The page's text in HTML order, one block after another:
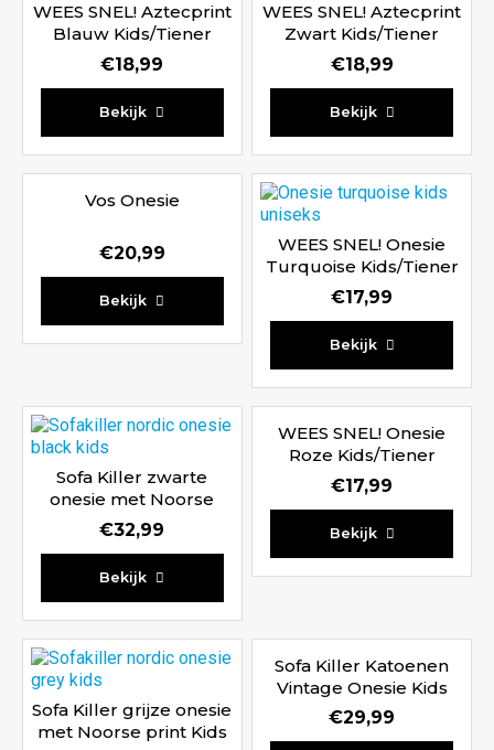
WEES SNEL! Aztecprint
Blauw Kids/Tiener
€18,99
Bekijk
WEES SNEL! Aztecprint
Zwart Kids/Tiener
€18,99
Bekijk
Vos Onesie
€20,99
Bekijk
WEES SNEL! Onesie
Turquoise Kids/Tiener
€17,99
Bekijk
Sofa Killer zwarte
onesie met Noorse
print Kids
€32,99
Bekijk
WEES SNEL! Onesie
Roze Kids/Tiener
€17,99
Bekijk
Sofa Killer grijze onesie
met Noorse print Kids
Sofa Killer Katoenen
Vintage Onesie Kids
€29,99